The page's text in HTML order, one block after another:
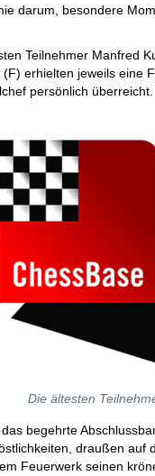
darum, besondere
Teilnehmer Manfred
erhielten jeweils eine
persönlich überreicht.
Die ältesten
begehrte
draußen auf
Feuerwerk seinen